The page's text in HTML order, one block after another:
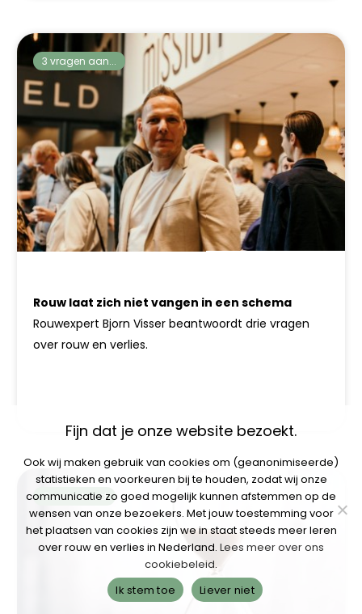
3 vragen aan...
Rouw laat zich niet vangen in een schema
Rouwexpert Bjorn Visser beantwoordt drie vragen
over rouw en verlies.
Geselecteerd
Fijn dat je onze website bezoekt.
Ook wij maken gebruik van cookies om (geanonimiseerde)
statistieken en voorkeuren bij te houden, zodat wij onze
communicatie zo goed mogelijk kunnen afstemmen op de
wensen van onze bezoekers. Met jouw toestemming voor
het plaatsen van cookies zijn we in staat steeds meer leren
over rouw en verlies in Nederland. Lees meer over ons
cookiebeleid.
Ik stem toe
Liever niet